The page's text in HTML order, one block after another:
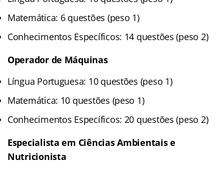
Matemática: 6 questões (peso 1)
Conhecimentos Específicos: 14 questões (peso 2)
Operador de Máquinas
Língua Portuguesa: 10 questões (peso 1)
Matemática: 10 questões (peso 1)
Conhecimentos Específicos: 20 questões (peso 2)
Especialista em Ciências Ambientais e
Nutricionista